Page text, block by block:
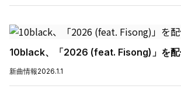
10black、「2026 (feat. Fisong)」を配
新曲情報2026.1.1